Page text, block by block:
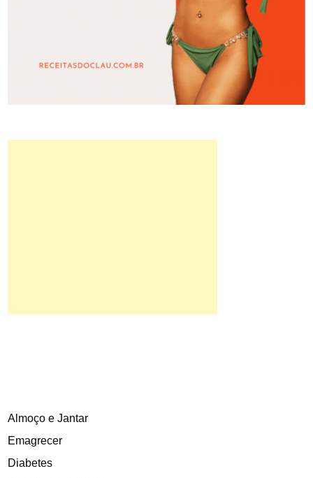
Almoço e Jantar
Emagrecer
Diabetes